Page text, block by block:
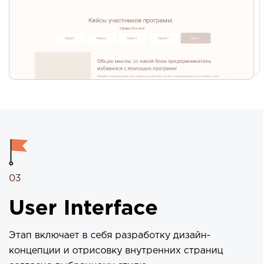
03
User Interface
Этап включает в себя разработку дизайн-
концепции и отрисовку внутренних страниц